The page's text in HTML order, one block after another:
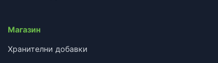
Магазин
Хранителни добавки